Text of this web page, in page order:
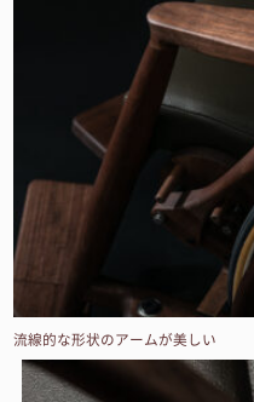
流線的な形状のアームが美しい